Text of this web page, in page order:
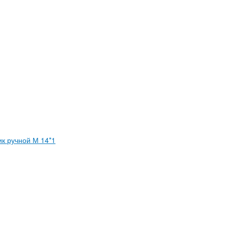
ручной М 14*1